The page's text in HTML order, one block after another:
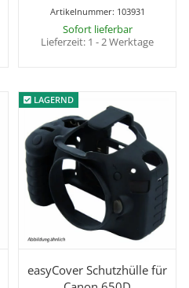
Artikelnummer: 103931
Sofort lieferbar
Lieferzeit: 1 - 2 Werktage
LAGERND
LAGERND
easyCover Schutzhülle für